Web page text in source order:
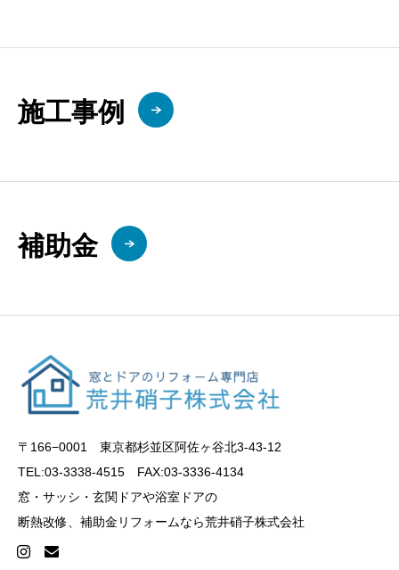
施工事例
補助金
〒166−0001 東京都杉並区阿佐ヶ谷北3-43-12
TEL:03-3338-4515 FAX:03-3336-4134
窓・サッシ・玄関ドアや浴室ドアの
断熱改修、補助金リフォームなら荒井硝子株式会社